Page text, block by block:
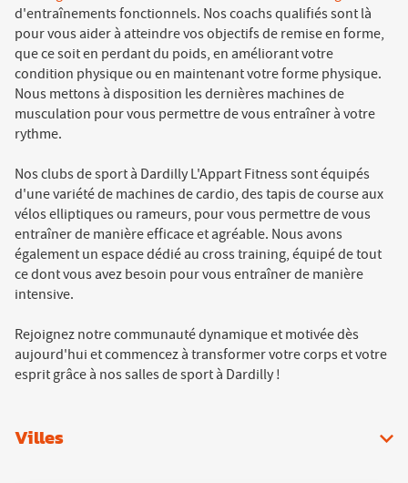
d'entraînements fonctionnels. Nos coachs qualifiés sont là
pour vous aider à atteindre vos objectifs de remise en forme,
que ce soit en perdant du poids, en améliorant votre
condition physique ou en maintenant votre forme physique.
Nous mettons à disposition les dernières machines de
musculation pour vous permettre de vous entraîner à votre
rythme.
Nos clubs de sport à Dardilly L'Appart Fitness sont équipés
d'une variété de machines de cardio, des tapis de course aux
vélos elliptiques ou rameurs, pour vous permettre de vous
entraîner de manière efficace et agréable. Nous avons
également un espace dédié au cross training, équipé de tout
ce dont vous avez besoin pour vous entraîner de manière
intensive.
Rejoignez notre communauté dynamique et motivée dès
aujourd'hui et commencez à transformer votre corps et votre
esprit grâce à nos salles de sport à Dardilly !
Villes